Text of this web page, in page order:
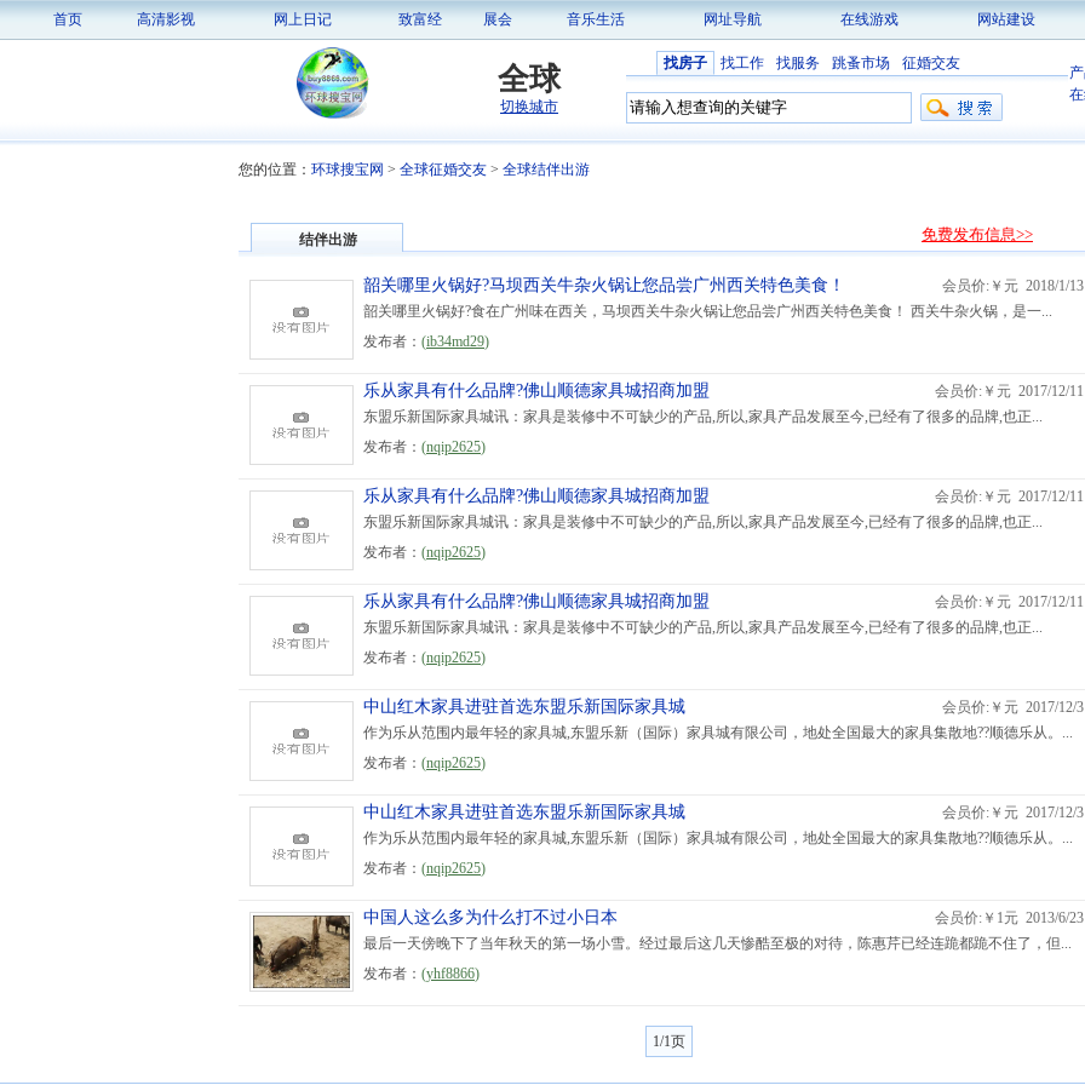
首页 高清影视 网上日记 致富经 展会 音乐生活 网址导航 在线游戏 网站建设
全球
切换城市
找房子 找工作 找服务 跳蚤市场 征婚交友
您的位置： 环球搜宝网 > 全球征婚交友 > 全球结伴出游
结伴出游 免费发布信息>>
会员价:￥元 2018/1/13
韶关哪里火锅好?马坝西关牛杂火锅让您品尝广州西关特色美食！
韶关哪里火锅好?食在广州味在西关，马坝西关牛杂火锅让您品尝广州西关特色美食！ 西关牛杂火锅，是一...
发布者： (ib34md29)
会员价:￥元 2017/12/11
乐从家具有什么品牌?佛山顺德家具城招商加盟
东盟乐新国际家具城讯：家具是装修中不可缺少的产品,所以,家具产品发展至今,已经有了很多的品牌,也正...
发布者： (nqip2625)
会员价:￥元 2017/12/11
乐从家具有什么品牌?佛山顺德家具城招商加盟
东盟乐新国际家具城讯：家具是装修中不可缺少的产品,所以,家具产品发展至今,已经有了很多的品牌,也正...
发布者： (nqip2625)
会员价:￥元 2017/12/11
乐从家具有什么品牌?佛山顺德家具城招商加盟
东盟乐新国际家具城讯：家具是装修中不可缺少的产品,所以,家具产品发展至今,已经有了很多的品牌,也正...
发布者： (nqip2625)
会员价:￥元 2017/12/3
中山红木家具进驻首选东盟乐新国际家具城
作为乐从范围内最年轻的家具城,东盟乐新（国际）家具城有限公司，地处全国最大的家具集散地??顺德乐从。...
发布者： (nqip2625)
会员价:￥元 2017/12/3
中山红木家具进驻首选东盟乐新国际家具城
作为乐从范围内最年轻的家具城,东盟乐新（国际）家具城有限公司，地处全国最大的家具集散地??顺德乐从。...
发布者： (nqip2625)
会员价:￥1元 2013/6/23
中国人这么多为什么打不过小日本
最后一天傍晚下了当年秋天的第一场小雪。经过最后这几天惨酷至极的对待，陈惠芹已经连跪都跪不住了，但...
发布者： (yhf8866)
1/1页